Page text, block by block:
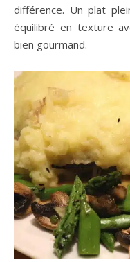
différence. Un plat
équilibré en texture
bien gourmand.